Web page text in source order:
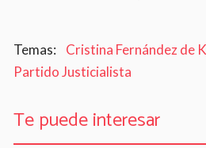
Cristina Fernández de
Partido Justicialista
Te puede interesar